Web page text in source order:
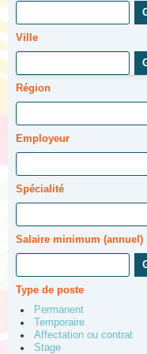
Ville
Région
Employeur
Spécialité
Salaire minimum (annuel)
Type de poste
Permanent
Temporaire
Affectation ou contrat
Stage